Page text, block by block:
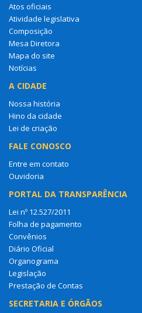
Atos oficiais
Atividade legislativa
Composição
Mesa Diretora
Mapa do site
Notícias
A CIDADE
Nossa história
Hino da cidade
Lei de criação
FALE CONOSCO
Entre em contato
Ouvidoria
PORTAL DA TRANSPARÊNCIA
Lei nº 12.527/2011
Folha de pagamento
Convênios
Diário Oficial
Organograma
Legislação
Prestação de Contas
SECRETARIA E ÓRGÃOS